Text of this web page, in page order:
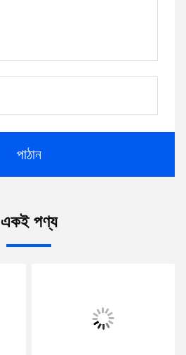
পাঠান
একই পণ্য